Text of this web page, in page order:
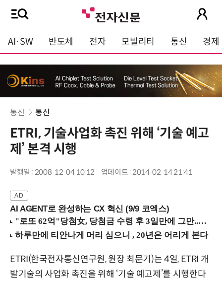
AI·SW 반도체 전자 모빌리티 통신 경제
통신 통신
ETRI, 기술사업화 촉진 위해 ‘기술 예고
제’ 본격 시행
발행일 : 2008-12-04 10:12 업데이트 : 2014-02-14 21:41
AI AGENT로 완성하는 CX 혁신 (9/9 코엑스)
ETRI(한국전자통신연구원, 원장 최문기)는 4일, ETRI 개
발기술의 사업화 촉진을 위해 ‘기술 예고제’를 시행한다